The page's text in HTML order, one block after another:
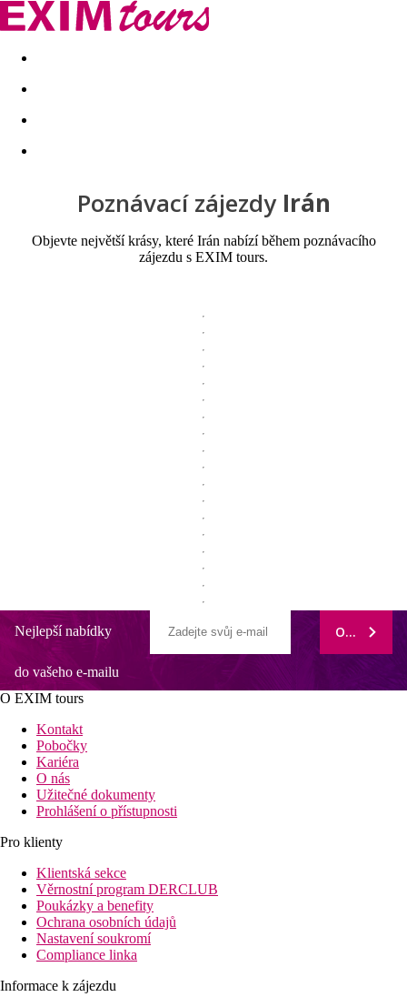
Akční nabídky Last minute
Poznávací zájezdy Irán
Objevte největší krásy, které Irán nabízí během poznávacího
zájezdu s EXIM tours.
Nejlepší nabídky
do vašeho e-mailu
ODEBÍRAT
O EXIM tours
Kontakt
Pobočky
Kariéra
O nás
Užitečné dokumenty
Prohlášení o přístupnosti
Pro klienty
Klientská sekce
Věrnostní program DERCLUB
Poukázky a benefity
Ochrana osobních údajů
Nastavení soukromí
Compliance linka
Informace k zájezdu